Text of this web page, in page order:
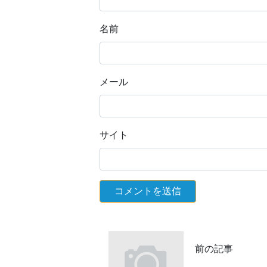
名前
メール
サイト
前の記事